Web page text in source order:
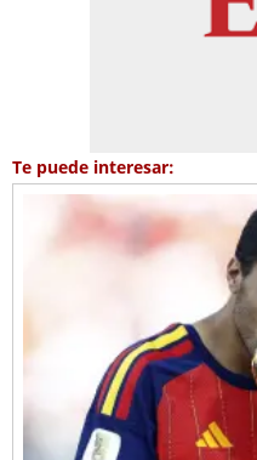
Te puede interesar: